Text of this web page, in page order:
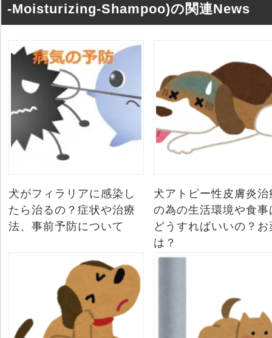
-Moisturizing-Shampoo)の関連News
犬がフィラリアに感染し
たら治るの？症状や治療
法、事前予防について
犬アトピー性皮膚炎治
の為の生活環境や食事
どうすればいいの？お
は？